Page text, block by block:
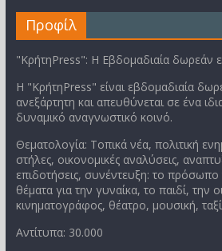
Προφίλ
"ΚρήτηPress": Η Εβδομαδιαία δωρεάν
Η "ΚρήτηPress" είναι εβδομαδιαία
ανεξάρτητη και απευθύνεται σε ένα
δυναμικό αναγνωστικό κοινό.
Θεματολογία: Τοπικά νέα, πολιτική
στήλες, οικονομικές αναλύσεις,
επιδοτήσεις, συνέντευξη: το
θέματα για την γυναίκα, το παιδί, την
κινηματογράφος, θέατρο, μουσική,
Αντίτυπα: 30.000